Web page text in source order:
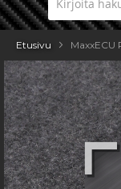
Etusivu MaxxECU
Skip
to
the
end
of
the
images
gallery